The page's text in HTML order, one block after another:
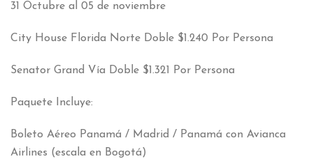
31 Octubre al 05 de noviembre
City House Florida Norte Doble $1.240 Por Persona
Senator Grand Vía Doble $1.321 Por Persona
Paquete Incluye:
Boleto Aéreo Panamá / Madrid / Panamá con Avianca
Airlines (escala en Bogotá)